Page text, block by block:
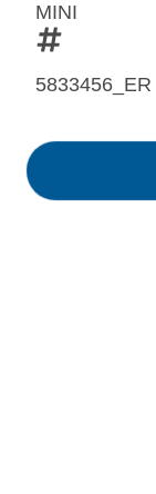
MINI
5833456_ER